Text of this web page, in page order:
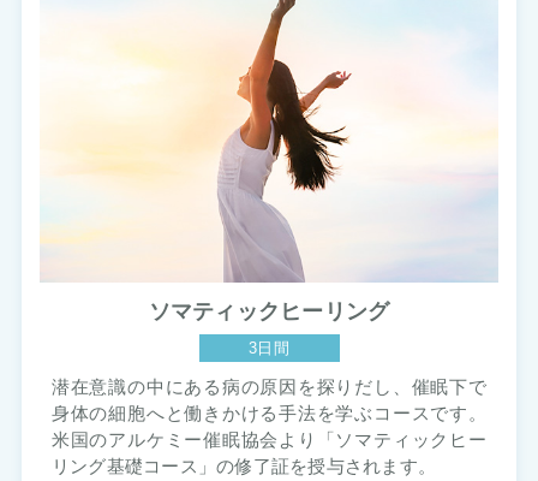
ソマティックヒーリング
3日間
潜在意識の中にある病の原因を探りだし、催眠下で
身体の細胞へと働きかける手法を学ぶコースです。
米国のアルケミー催眠協会より「ソマティックヒー
リング基礎コース」の修了証を授与されます。